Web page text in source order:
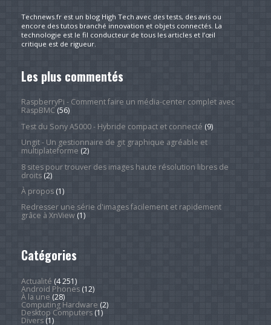
Technews.fr est un blog High Tech avec des tests, des avis ou
encore des tutos branché innovation et objets connectés. La
technologie est le fil conducteur de tous les articles et l’œil
critique est de rigueur.
Les plus commentés
RaspberryPi - Comment faire un média-center complet avec
RaspBMC(56)
Test du Sony A5000 - Hybride compact et connecté (9)
Ungit - Un gestionnaire de git graphique agréable et
multiplateforme (2)
8 sites pour trouver des images haute résolution libres de
droits(2)
À propos(1)
Redresser une série d'images facilement et rapidement
grâce à XnView(1)
Catégories
Actualité (4 251)
Android Phones(12)
À la une (28)
Computing Hardware (2)
Desktop Computers(1)
Divers(1)